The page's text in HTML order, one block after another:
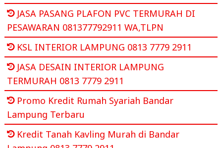
JASA PASANG PLAFON PVC TERMURAH DI
PESAWARAN 081377792911 WA,TLPN
KSL INTERIOR LAMPUNG 0813 7779 2911
JASA DESAIN INTERIOR LAMPUNG
TERMURAH 0813 7779 2911
Promo Kredit Rumah Syariah Bandar
Lampung Terbaru
Kredit Tanah Kavling Murah di Bandar